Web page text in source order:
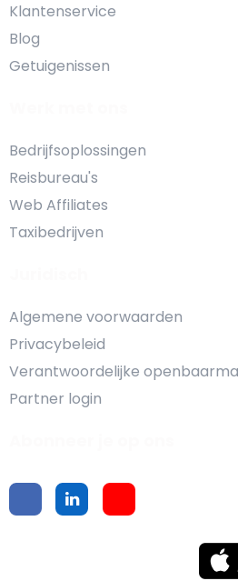
Klantenservice
Blog
Getuigenissen
Bedrijfsoplossingen
Reisbureau's
Web Affiliates
Taxibedrijven
Algemene voorwaarden
Privacybeleid
Verantwoordelijke
Partner login